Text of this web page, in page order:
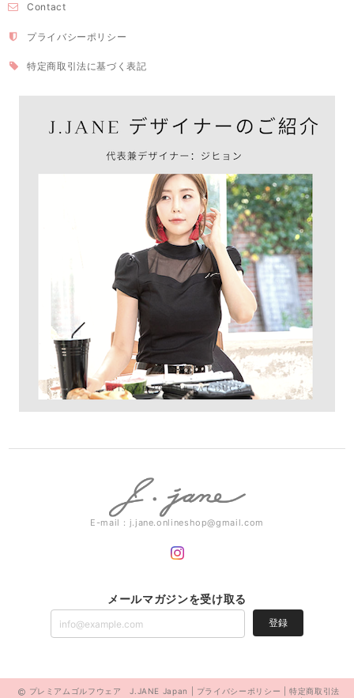
Contact
プライバシーポリシー
特定商取引法に基づく表記
E-mail： j.jane.onlineshop@gmail.com
メールマガジンを受け取る
登録
プレミアムゴルフウェア J.JANE Japan | プライバシーポリシー |特定商取引法